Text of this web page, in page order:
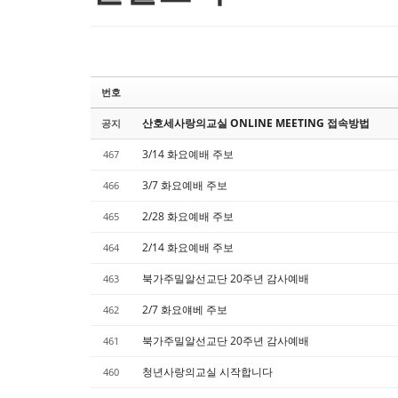
번호
공지 산호세사랑의교실 ONLINE MEETING 접속방법
467 3/14 화요예배 주보
466 3/7 화요예배 주보
465 2/28 화요예배 주보
464 2/14 화요예배 주보
463 북가주밀알선교단 20주년 감사예배
462 2/7 화요얘베 주보
461 북가주밀알선교단 20주년 감사예배
460 청년사랑의교실 시작합니다